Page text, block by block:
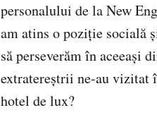
personalului de la New
am atins o poziție socială
să perseverăm în aceeași
extratereștrii ne-au vizitat
hotel de lux?